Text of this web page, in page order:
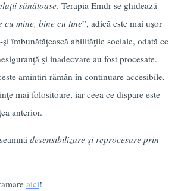
sănătoase. Terapia Emdr se ghidează
cu mine, bine cu tine”, adică este mai uşor
şi îmbunătăţească abilităţile sociale, odată ce
şi inadecvare au fost procesate.
amintiri rămân în continuare accesibile,
mai folositoare, iar ceea ce dispare este
anterior.
desensibilizare şi reprocesare prin
aici!